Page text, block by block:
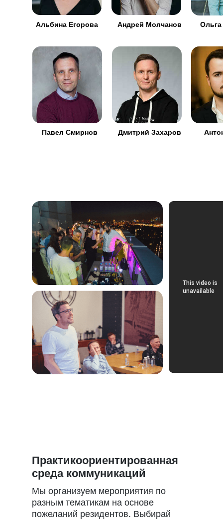
Альбина Егорова Андрей Молчанов Ольга
Павел Смирнов Дмитрий Захаров
Практикоориентированная
среда коммуникаций
Мы организуем мероприятия по
разным тематикам на основе
пожеланий резидентов. Выбирай